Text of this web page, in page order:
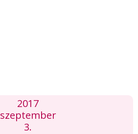
2017
szeptember
3.